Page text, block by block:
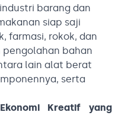
barang dan
siap saji
farmasi, rokok, dan
bahan
lain alat berat
serta
Kreatif yang